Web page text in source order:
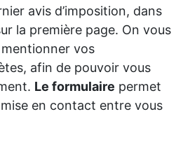
avis d’imposition, dans
la première page. On vous
vos
afin de pouvoir vous
Le formulaire permet
en contact entre vous